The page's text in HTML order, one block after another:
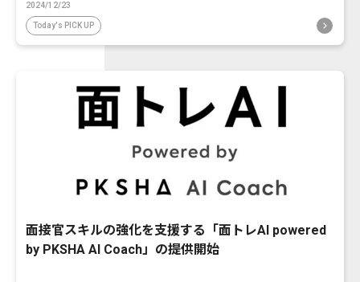
2024/12/23
Today's PICK UP
面接官スキルの強化を支援する「面トレAI powered
by PKSHA AI Coach」の提供開始